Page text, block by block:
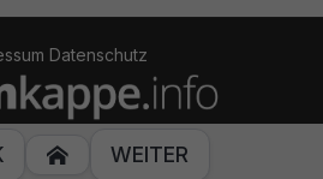
Datenschutz
Tarnkappe.info
 WEITER